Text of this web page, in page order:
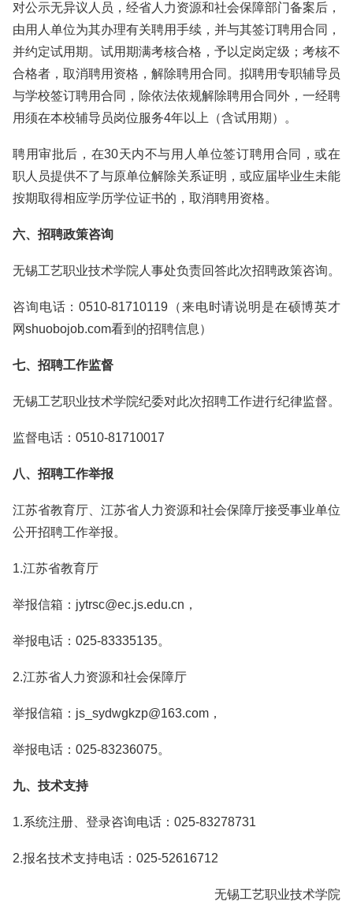
对公示无异议人员，经省人力资源和社会保障部门备案后，
由用人单位为其办理有关聘用手续，并与其签订聘用合同，
并约定试用期。试用期满考核合格，予以定岗定级；考核不
合格者，取消聘用资格，解除聘用合同。拟聘用专职辅导员
与学校签订聘用合同，除依法依规解除聘用合同外，一经聘
用须在本校辅导员岗位服务4年以上（含试用期）。
聘用审批后，在30天内不与用人单位签订聘用合同，或在
职人员提供不了与原单位解除关系证明，或应届毕业生未能
按期取得相应学历学位证书的，取消聘用资格。
六、招聘政策咨询
无锡工艺职业技术学院人事处负责回答此次招聘政策咨询。
咨询电话：0510-81710119（来电时请说明是在硕博英才
网shuobojob.com看到的招聘信息）
七、招聘工作监督
无锡工艺职业技术学院纪委对此次招聘工作进行纪律监督。
监督电话：0510-81710017
八、招聘工作举报
江苏省教育厅、江苏省人力资源和社会保障厅接受事业单位
公开招聘工作举报。
1.江苏省教育厅
举报信箱：jytrsc@ec.js.edu.cn，
举报电话：025-83335135。
2.江苏省人力资源和社会保障厅
举报信箱：js_sydwgkzp@163.com，
举报电话：025-83236075。
九、技术支持
1.系统注册、登录咨询电话：025-83278731
2.报名技术支持电话：025-52616712
无锡工艺职业技术学院